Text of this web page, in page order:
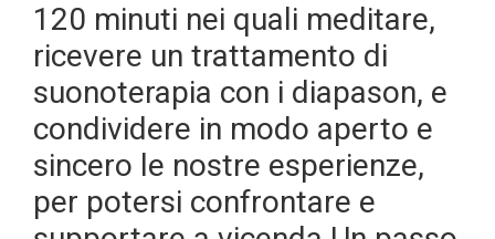
120 minuti nei quali meditare,
ricevere un trattamento di
suonoterapia con i diapason, e
condividere in modo aperto e
sincero le nostre esperienze,
per potersi confrontare e